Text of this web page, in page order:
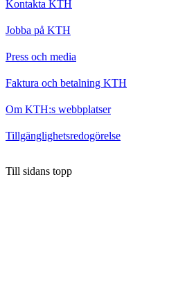
Kontakta KTH
Jobba på KTH
Press och media
Faktura och betalning KTH
Om KTH:s webbplatser
Tillgänglighetsredogörelse
Till sidans topp